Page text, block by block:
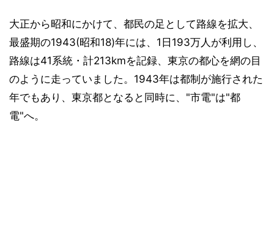
大正から昭和にかけて、都民の足として路線を拡大、
最盛期の1943(昭和18)年には、1日193万人が利用し、
路線は41系統・計213kmを記録、東京の都心を網の目
のように走っていました。1943年は都制が施行された
年でもあり、東京都となると同時に、"市電"は"都
電"へ。